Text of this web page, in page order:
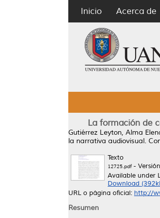
Inicio Acerca de
La formación de
Gutiérrez Leyton, Alma
la narrativa audiovisual.
Texto
12725.pdf-
Available under
Download
URL o página oficial: http://
Resumen